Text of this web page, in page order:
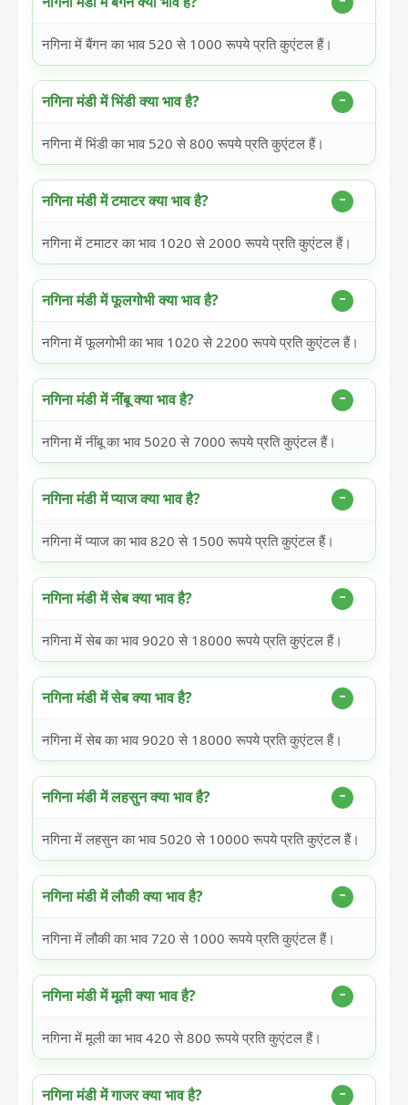
नगिना में बैंगन का भाव 520 से 1000 रूपये प्रति कुएंटल हैं।
नगिना मंडी में भिंडी क्या भाव है?
नगिना में भिंडी का भाव 520 से 800 रूपये प्रति कुएंटल हैं।
नगिना मंडी में टमाटर क्या भाव है?
नगिना में टमाटर का भाव 1020 से 2000 रूपये प्रति कुएंटल हैं।
नगिना मंडी में फूलगोभी क्या भाव है?
नगिना में फूलगोभी का भाव 1020 से 2200 रूपये प्रति कुएंटल हैं।
नगिना मंडी में नींबू क्या भाव है?
नगिना में नींबू का भाव 5020 से 7000 रूपये प्रति कुएंटल हैं।
नगिना मंडी में प्याज क्या भाव है?
नगिना में प्याज का भाव 820 से 1500 रूपये प्रति कुएंटल हैं।
नगिना मंडी में सेब क्या भाव है?
नगिना में सेब का भाव 9020 से 18000 रूपये प्रति कुएंटल हैं।
नगिना मंडी में सेब क्या भाव है?
नगिना में सेब का भाव 9020 से 18000 रूपये प्रति कुएंटल हैं।
नगिना मंडी में लहसुन क्या भाव है?
नगिना में लहसुन का भाव 5020 से 10000 रूपये प्रति कुएंटल हैं।
नगिना मंडी में लौकी क्या भाव है?
नगिना में लौकी का भाव 720 से 1000 रूपये प्रति कुएंटल हैं।
नगिना मंडी में मूली क्या भाव है?
नगिना में मूली का भाव 420 से 800 रूपये प्रति कुएंटल हैं।
नगिना मंडी में गाजर क्या भाव है?